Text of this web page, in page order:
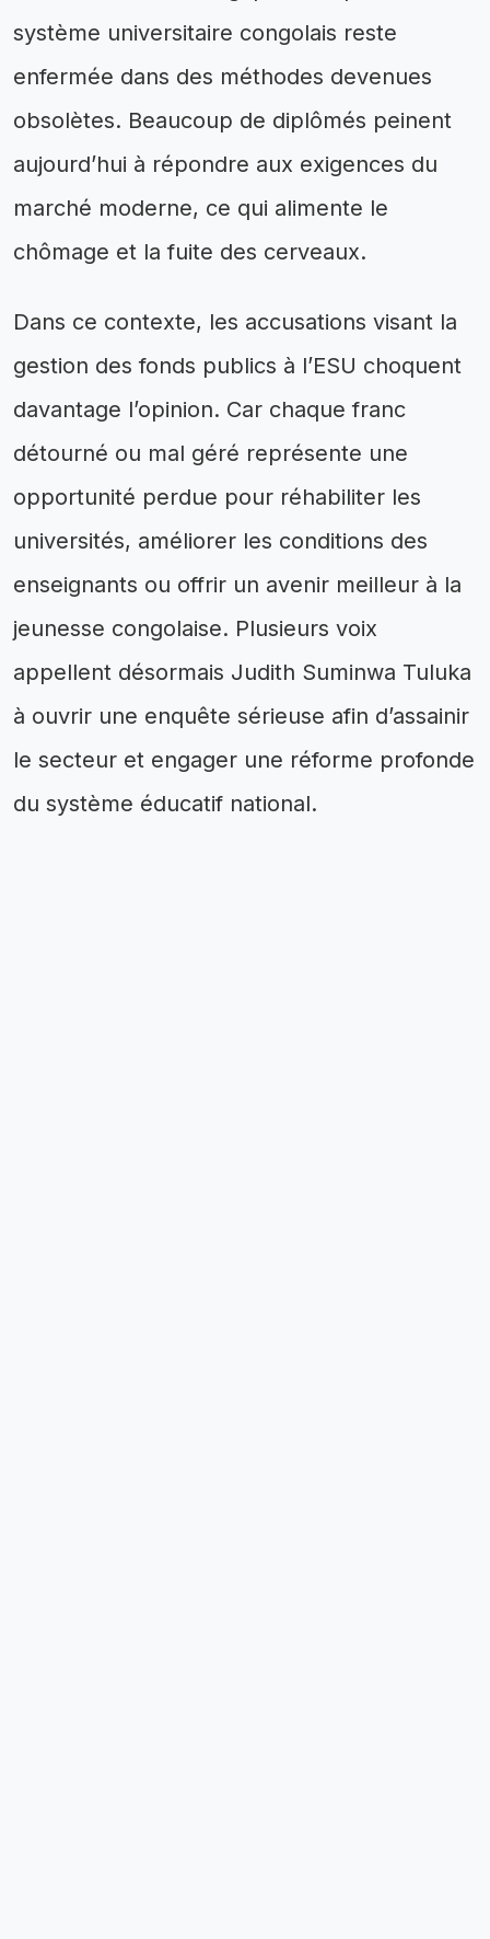
système universitaire congolais reste
enfermée dans des méthodes devenues
obsolètes. Beaucoup de diplômés peinent
aujourd’hui à répondre aux exigences du
marché moderne, ce qui alimente le
chômage et la fuite des cerveaux.
Dans ce contexte, les accusations visant la
gestion des fonds publics à l’ESU choquent
davantage l’opinion. Car chaque franc
détourné ou mal géré représente une
opportunité perdue pour réhabiliter les
universités, améliorer les conditions des
enseignants ou offrir un avenir meilleur à la
jeunesse congolaise. Plusieurs voix
appellent désormais Judith Suminwa Tuluka
à ouvrir une enquête sérieuse afin d’assainir
le secteur et engager une réforme profonde
du système éducatif national.